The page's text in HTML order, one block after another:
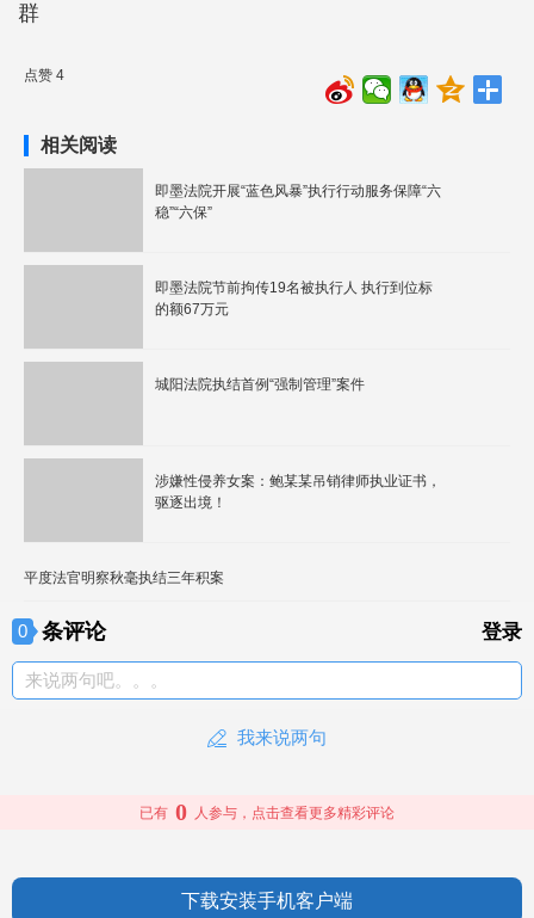
群
点赞 4
相关阅读
即墨法院开展“蓝色风暴”执行行动服务保障“六
稳”“六保”
即墨法院节前拘传19名被执行人 执行到位标
的额67万元
城阳法院执结首例“强制管理”案件
涉嫌性侵养女案：鲍某某吊销律师执业证书，
驱逐出境！
平度法官明察秋毫执结三年积案
0 条评论 登录
来说两句吧。。。
我来说两句
已有 0 人参与，点击查看更多精彩评论
下载安装手机客户端